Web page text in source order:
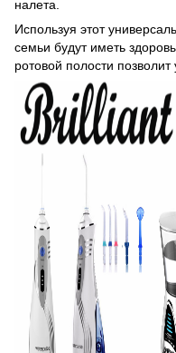
налета.
Используя этот
семьи будут иметь
ротовой полости позволит